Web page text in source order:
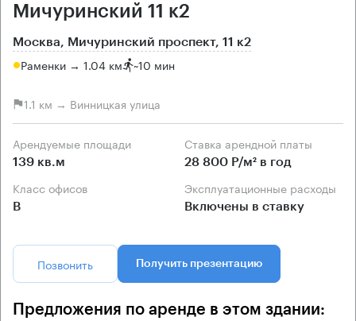
Мичуринский 11 к2
Москва, Мичуринский проспект, 11 к2
Раменки → 1.04 км ~10 мин
1.1 км → Винницкая улица
Арендуемые площади
139 кв.м
Ставка арендной платы
28 800 Р/м² в год
Класс офисов
B
Эксплуатационные расходы
Включены в ставку
Позвонить Получить презентацию
Предложения по аренде в этом здании: